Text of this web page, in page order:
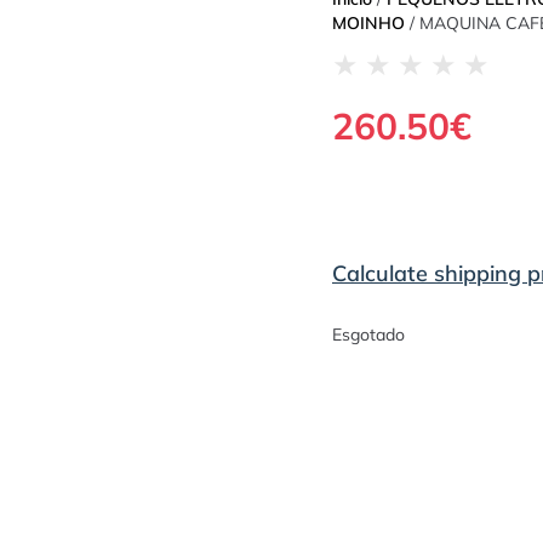
MOINHO / MAQUINA
★ ★ ★ ★ ★
260.50€
Calculate shipping
Esgotado